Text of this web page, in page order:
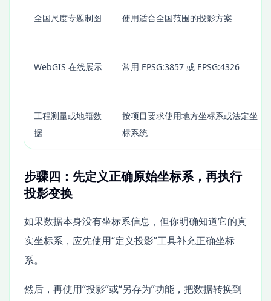
全国尺度专题制图 使用适合全国范围的投影方案
WebGIS 在线展示 常用 EPSG:3857 或 EPSG:4326
工程测量或地籍数
据
按项目要求使用地方坐标系或法定坐
标系统
步骤四：先定义正确原始坐标系，再执行
投影变换
如果数据本身没有坐标系信息，但你明确知道它的真
实坐标系，应先使用“定义投影”工具补充正确坐标
系。
然后，再使用“投影”或“另存为”功能，把数据转换到